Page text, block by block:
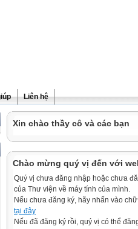
Liên hệ
Xin chào thầy cô và các bạn
Chào mừng quý vị đến với
Quý vị chưa đăng nhập hoặc chưa
của Thư viện về máy tính của mình.
Nếu chưa đăng ký, hãy nhấn vào chữ
tại đây
Nếu đã đăng ký rồi, quý vị có thể